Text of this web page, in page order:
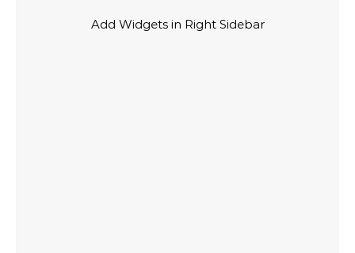
Add Widgets in Right Sidebar